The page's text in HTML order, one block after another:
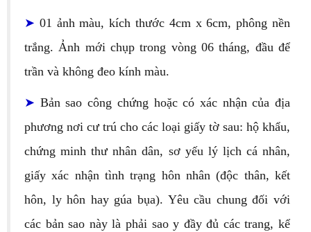
➤ 01 ảnh màu, kích thước 4cm x 6cm, phông nền
trắng. Ảnh mới chụp trong vòng 06 tháng, đầu để
trần và không đeo kính màu.
➤ Bản sao công chứng hoặc có xác nhận của địa
phương nơi cư trú cho các loại giấy tờ sau: hộ khẩu,
chứng minh thư nhân dân, sơ yếu lý lịch cá nhân,
giấy xác nhận tình trạng hôn nhân (độc thân, kết
hôn, ly hôn hay gúa bụa). Yêu cầu chung đối với
các bản sao này là phải sao y đầy đủ các trang, kể